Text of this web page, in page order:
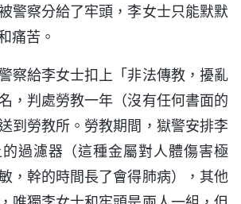
警察分給了牢頭，李女士只能默默
痛苦。
察給李女士扣上「非法傳教，擾亂
，判處勞教一年（沒有任何書面的
到勞教所。勞教期間，獄警安排李
過濾器（這種金屬對人體傷害極
，幹的時間長了會得肺病），其他